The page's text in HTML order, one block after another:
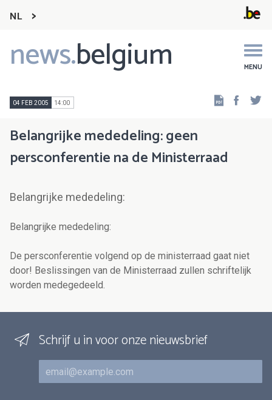
NL
news.belgium MENU
Main
navigation
04 FEB 2005 14:00
Belangrijke mededeling: geen
persconferentie na de Ministerraad
Belangrijke mededeling:
Belangrijke mededeling:
De persconferentie volgend op de ministerraad gaat niet
door! Beslissingen van de Ministerraad zullen schriftelijk
worden medegedeeld.
Schrijf u in voor onze nieuwsbrief
E-mail